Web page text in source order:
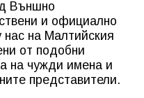
Външно
и официално
нас на Малтийския
от подобни
на чужди имена и
представители.